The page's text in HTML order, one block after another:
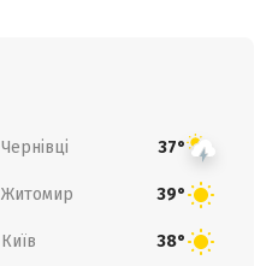
Чернівці 37°
Житомир 39°
Київ 38°